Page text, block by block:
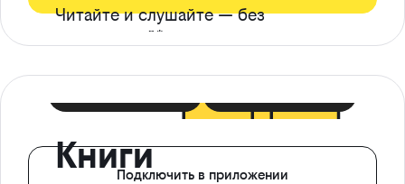
Читайте и слушайте — без
ограничений*
КнигиПодключить в приложении